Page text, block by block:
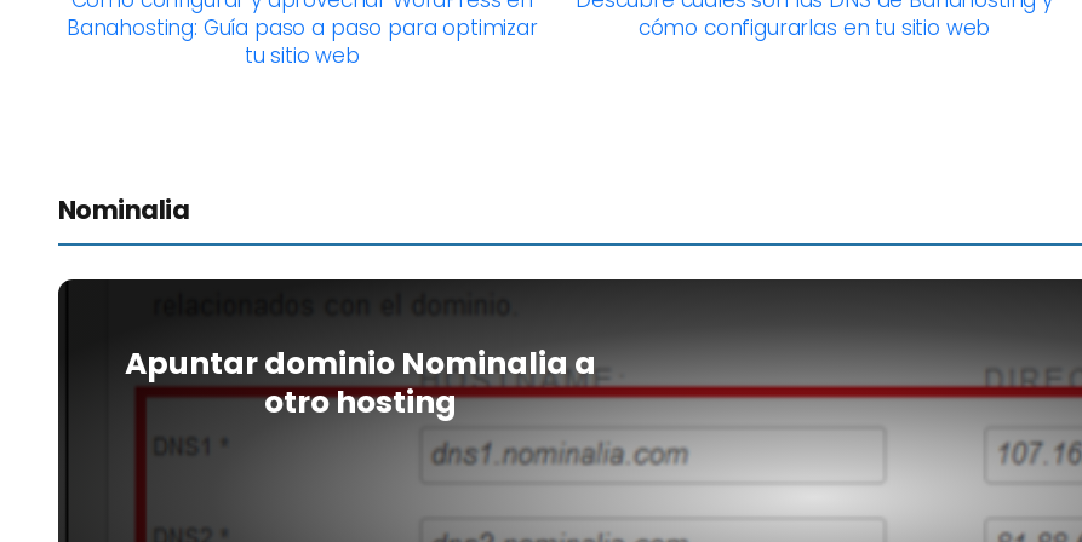
Banahosting: Guía paso a paso para optimizar
tu sitio web
cómo configurarlas en tu sitio web
Nominalia
Apuntar dominio Nominalia a
otro hosting